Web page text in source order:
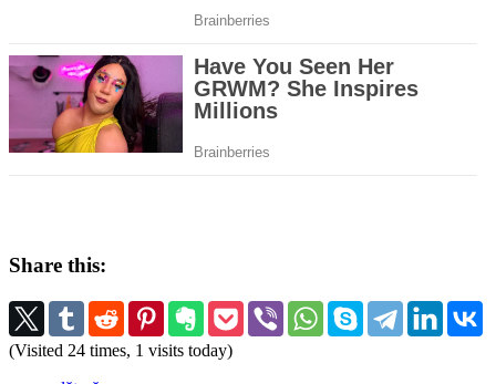
Share this:
(Visited 24 times, 1 visits today)